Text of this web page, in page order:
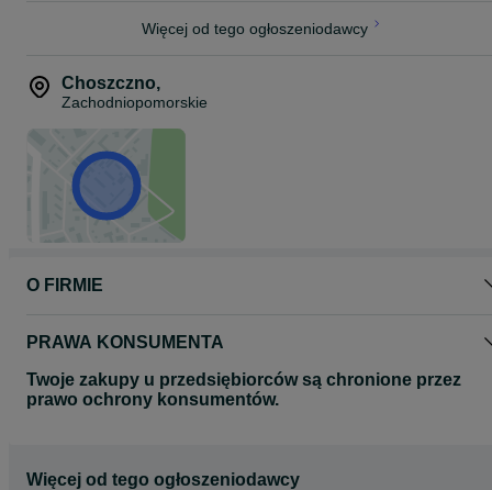
Więcej od tego ogłoszeniodawcy
Choszczno,
Zachodniopomorskie
O FIRMIE
PRAWA KONSUMENTA
Twoje zakupy u przedsiębiorców są chronione przez
prawo ochrony konsumentów.
Więcej od tego ogłoszeniodawcy